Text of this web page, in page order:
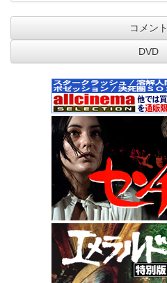
コメント
DVD